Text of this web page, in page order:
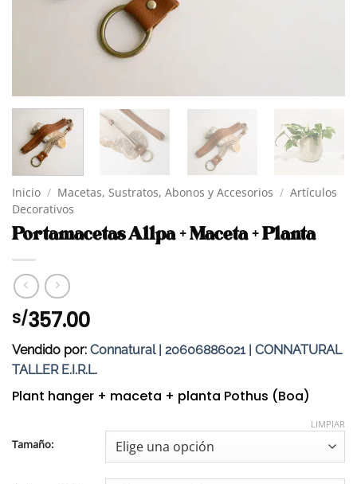
Inicio / Macetas, Sustratos, Abonos y Accesorios / Artículos
Decorativos
Portamacetas Allpa + Maceta + Planta
S/357.00
Vendido por: Connatural | 20606886021 | CONNATURAL
TALLER E.I.R.L.
Plant hanger + maceta + planta Pothus (Boa)
Tamaño:
LIMPIAR